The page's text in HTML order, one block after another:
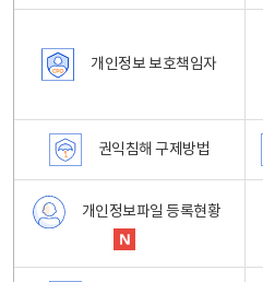
개인정보 보호책임자
권익침해 구제방법
개인정보파일 등록현황